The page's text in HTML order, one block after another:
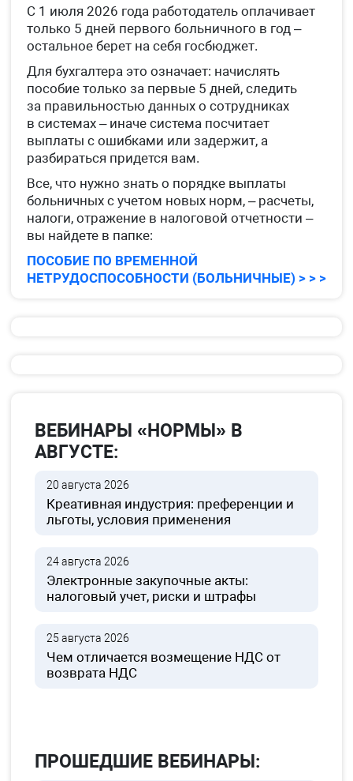
С 1 июля 2026 года работодатель оплачивает
только 5 дней первого больничного в год –
остальное берет на себя госбюджет.
Для бухгалтера это означает: начислять
пособие только за первые 5 дней, следить
за правильностью данных о сотрудниках
в системах – иначе система посчитает
выплаты с ошибками или задержит, а
разбираться придется вам.
Все, что нужно знать о порядке выплаты
больничных с учетом новых норм, – расчеты,
налоги, отражение в налоговой отчетности –
вы найдете в папке:
ПОСОБИЕ ПО ВРЕМЕННОЙ
НЕТРУДОСПОСОБНОСТИ (БОЛЬНИЧНЫЕ) > > >
ВЕБИНАРЫ «НОРМЫ» В
АВГУСТЕ:
20 августа 2026
Креативная индустрия: преференции и
льготы, условия применения
24 августа 2026
Электронные закупочные акты:
налоговый учет, риски и штрафы
25 августа 2026
Чем отличается возмещение НДС от
возврата НДС
ПРОШЕДШИЕ ВЕБИНАРЫ: